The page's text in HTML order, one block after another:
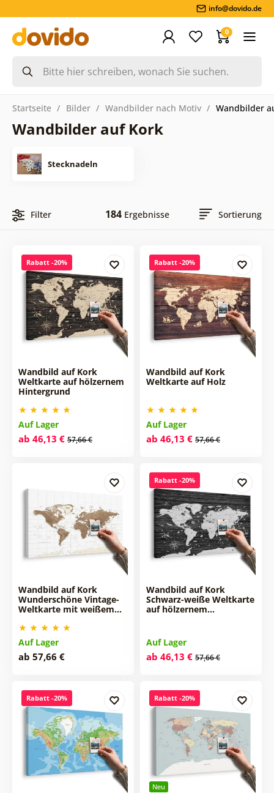
info@dovido.de
0
Startseite Bilder Wandbilder nach Motiv Wandbilder
Wandbilder auf Kork
Stecknadeln
Filter 184Ergebnisse Sortierung
Rabatt -20%
Wandbild auf Kork
Weltkarte auf hölzernem
Hintergrund
Auf Lager
ab 46,13 € 57,66 €
Rabatt -20%
Wandbild auf Kork
Weltkarte auf Holz
Auf Lager
ab 46,13 € 57,66 €
Wandbild auf Kork
Wunderschöne Vintage-
Weltkarte mit weißem…
Auf Lager
ab 57,66 €
Rabatt -20%
Wandbild auf Kork
Schwarz-weiße Weltkarte
auf hölzernem…
Auf Lager
ab 46,13 € 57,66 €
Rabatt -20%
Neu
Rabatt -20%